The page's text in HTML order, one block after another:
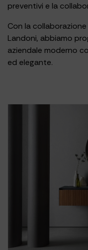
preventivi e la
Con la
Landoni, abbiamo
aziendale moderno
ed elegante.